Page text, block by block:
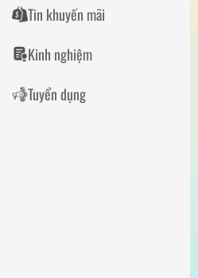
Tin khuyến mãi
Kinh nghiệm
Tuyển dụng